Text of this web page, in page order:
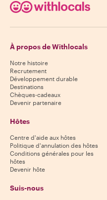
À propos de Withlocals
Notre histoire
Recrutement
Développement durable
Destinations
Chèques-cadeaux
Devenir partenaire
Hôtes
Centre d'aide aux hôtes
Politique d'annulation des hôtes
Conditions générales pour les
hôtes
Devenir hôte
Suis-nous